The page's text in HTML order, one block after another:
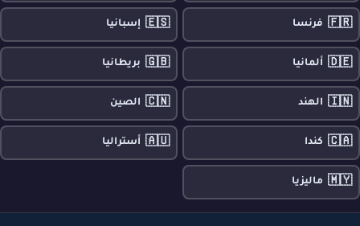
🇫🇷 فرنسا 🇪🇸 إسبانيا
🇩🇪 ألمانيا 🇬🇧 بريطانيا
🇮🇳 الهند 🇨🇳 الصين
🇨🇦 كندا 🇦🇺 أستراليا
🇲🇾 ماليزيا